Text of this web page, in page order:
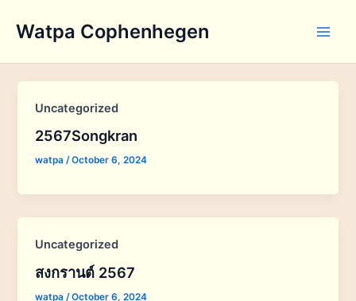
Watpa Cophenhegen
Uncategorized
2567Songkran
watpa/October 6, 2024
Uncategorized
สงกรานต์ 2567
watpa /October 6, 2024